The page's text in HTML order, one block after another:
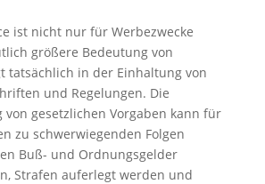
ist nicht nur für Werbezwecke
größere Bedeutung von
tatsächlich in der Einhaltung von
und Regelungen. Die
gesetzlichen Vorgaben kann für
zu schwerwiegenden Folgen
Buß- und Ordnungsgelder
Strafen auferlegt werden und